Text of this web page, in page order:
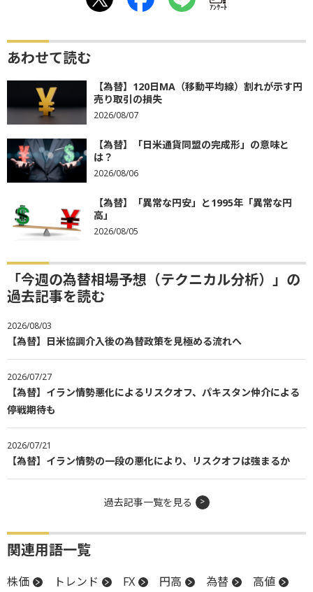
ｱﾝｹｰﾄ
あわせて読む
【為替】120日MA（移動平均線）割れが示す円
売り取引の損失
2026/08/07
【為替】「日米通貨同盟の完成形」の意味と
は？
2026/08/06
【為替】「異常な円安」と1995年「異常な円
高」
2026/08/05
「今週の為替相場予想（テクニカル分析）」の
過去記事を読む
2026/08/03
【為替】日米協調介入後の為替政策を見極める流れへ
2026/07/27
【為替】イラン情勢悪化によるリスクオフ、パキスタン仲介による
停戦期待も
2026/07/21
【為替】イラン情勢の一段の悪化により、リスクオフは強まるか
過去記事一覧を見る
関連用語一覧
株価 トレンド FX 円高 為替
高値